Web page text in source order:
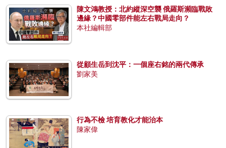
陳文鴻教授：北約縱深空襲 俄羅斯瀕臨戰敗
邊緣？中國零部件能左右戰局走向？
本社編輯部
從顧生岳到沈平：一個座右銘的兩代傳承
劉家美
行為不檢 培育教化才能治本
陳家偉